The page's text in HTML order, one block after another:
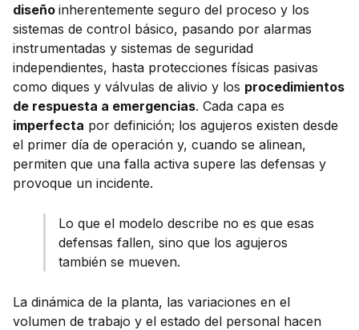
diseño inherentemente seguro del proceso y los
sistemas de control básico, pasando por alarmas
instrumentadas y sistemas de seguridad
independientes, hasta protecciones físicas pasivas
como diques y válvulas de alivio y los procedimientos
de respuesta a emergencias. Cada capa es
imperfecta por definición; los agujeros existen desde
el primer día de operación y, cuando se alinean,
permiten que una falla activa supere las defensas y
provoque un incidente.
Lo que el modelo describe no es que esas
defensas fallen, sino que los agujeros
también se mueven.
La dinámica de la planta, las variaciones en el
volumen de trabajo y el estado del personal hacen